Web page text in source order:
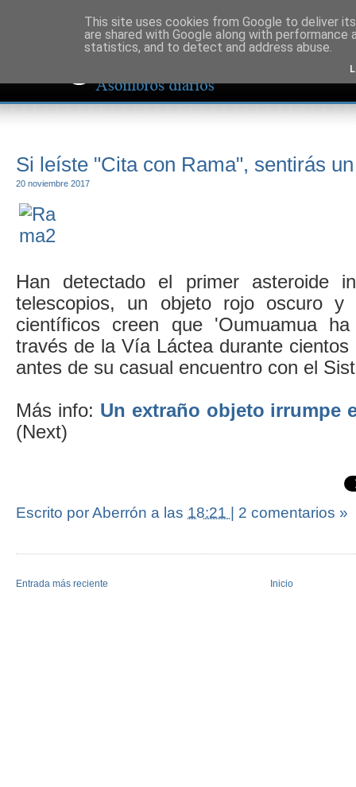
Si leíste "Cita con Rama", sentirás
20 noviembre 2017
Han detectado el primer asteroide
telescopios, un objeto rojo oscuro y
científicos creen que 'Oumuamua
través de la Vía Láctea durante
antes de su casual encuentro con el
Más info: Un extraño objeto irrumpe
(Next)
Escrito por Aberrón a las 18:21 | 2 comentarios »
Entrada más reciente Inicio
This site uses cookies from Google to deliver
are shared with Google along with
statistics, and to detect and address abuse.